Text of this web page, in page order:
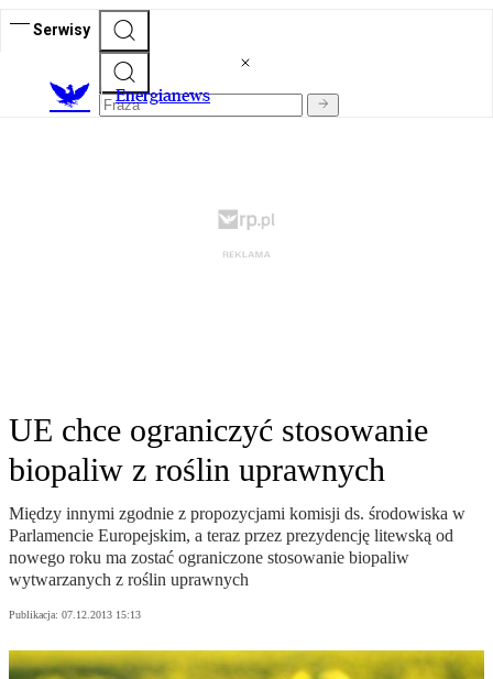
Serwisy
Energianews
UE chce ograniczyć stosowanie
biopaliw z roślin uprawnych
Między innymi zgodnie z propozycjami komisji ds. środowiska w
Parlamencie Europejskim, a teraz przez prezydencję litewską od
nowego roku ma zostać ograniczone stosowanie biopaliw
wytwarzanych z roślin uprawnych
Publikacja: 07.12.2013 15:13